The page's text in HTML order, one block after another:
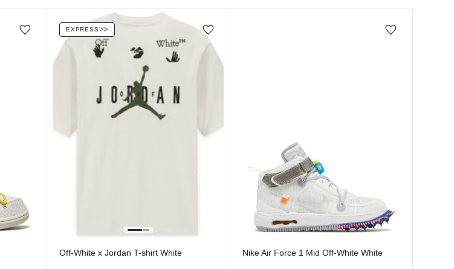
Favorilere ekle/çıkar Favorilere ekle/çıkar
EXPRESSᐳᐳ
Off-White x Jordan T-shirt White
Favorilere ekle/çıkar
Nike Air Force 1 Mid Off-White White